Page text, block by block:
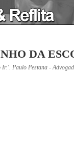
DA
Paulo Pestana -